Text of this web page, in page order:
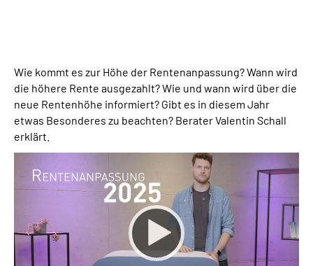
Über uns & Presse
Online-Services
Inhalte in Gebärdensprache (DGS)
Wie kommt es zur Höhe der Rentenanpassung? Wann wird
die höhere Rente ausgezahlt? Wie und wann wird über die
neue Rentenhöhe informiert? Gibt es in diesem Jahr
etwas Besonderes zu beachten? Berater Valentin Schall
erklärt.